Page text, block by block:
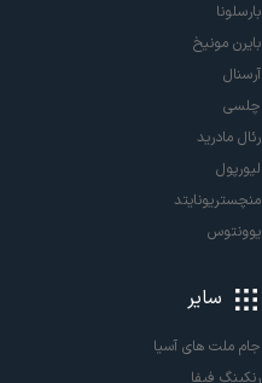
بارسلونا
بایرن مونیخ
آرسنال
چلسی
رئال مادرید
لیورپول
منچستریونایتد
یوونتوس
سایر
جام ملت های آسیا
رنکینگ فیفا